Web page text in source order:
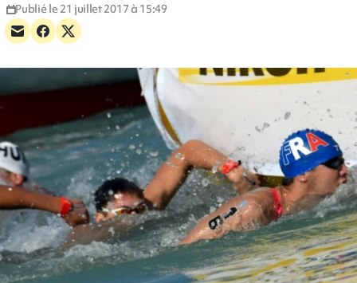
Publié le 21 juillet 2017 à 15:49